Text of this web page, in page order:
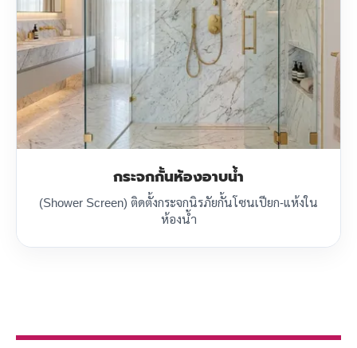
กระจกกั้นห้องอาบน้ำ
(Shower Screen) ติดตั้งกระจกนิรภัยกั้นโซนเปียก-แห้งใน
ห้องน้ำ